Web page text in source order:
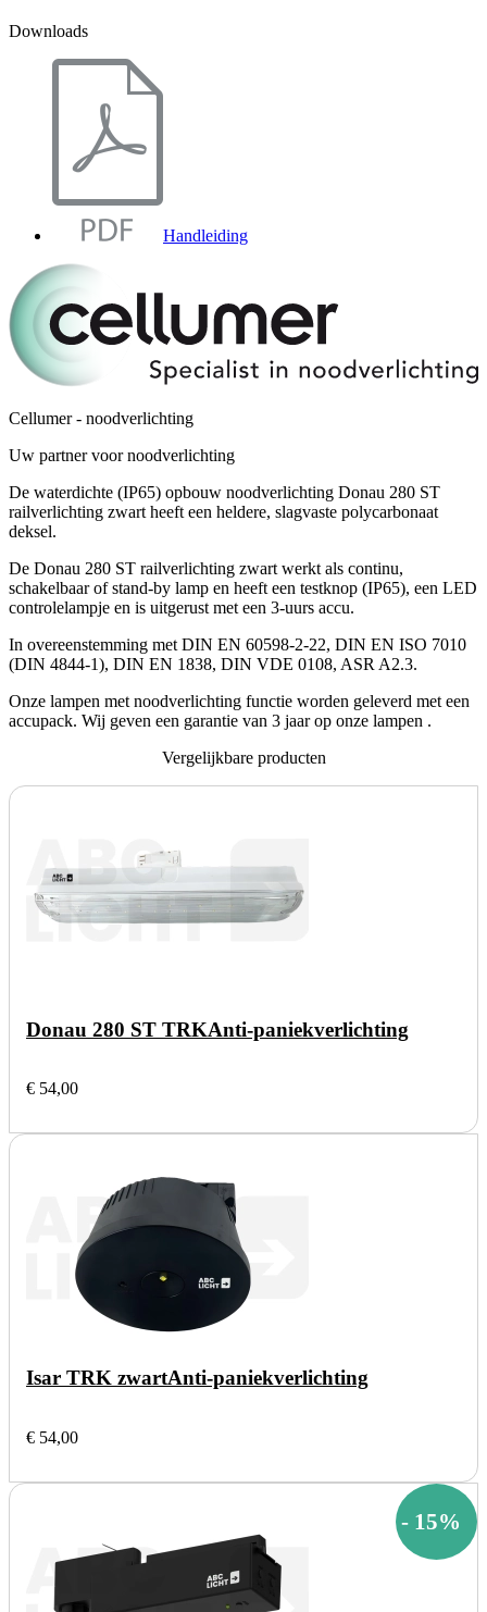
Downloads
Handleiding
Cellumer - noodverlichting
Uw partner voor noodverlichting
De waterdichte (IP65) opbouw noodverlichting Donau 280 ST
railverlichting zwart heeft een heldere, slagvaste polycarbonaat
deksel.
De Donau 280 ST railverlichting zwart werkt als continu,
schakelbaar of stand-by lamp en heeft een testknop (IP65), een LED
controlelampje en is uitgerust met een 3-uurs accu.
In overeenstemming met DIN EN 60598-2-22, DIN EN ISO 7010
(DIN 4844-1), DIN EN 1838, DIN VDE 0108, ASR A2.3.
Onze lampen met noodverlichting functie worden geleverd met een
accupack. Wij geven een garantie van 3 jaar op onze lampen .
Vergelijkbare producten
Donau 280 ST TRKAnti-paniekverlichting
€ 54,00
Isar TRK zwartAnti-paniekverlichting
€ 54,00
- 15%